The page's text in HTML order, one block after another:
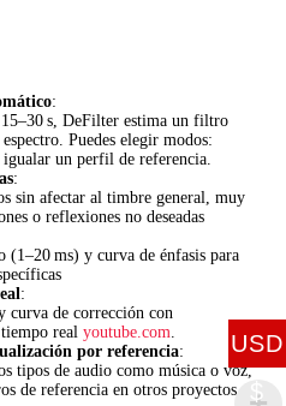
:
s, DeFilter estima un filtro
Puedes elegir modos:
un perfil de referencia.
:
sin afectar al timbre general, muy
o reflexiones no deseadas
ms) y curva de énfasis para
:
curva de corrección con
tiempo real youtube.com.
por referencia:
tipos de audio como música o voz,
de referencia en otros proyectos
USD
$